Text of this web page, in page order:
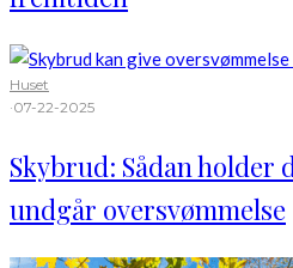
Huset
·07-22-2025
Skybrud: Sådan holder
undgår oversvømmelse